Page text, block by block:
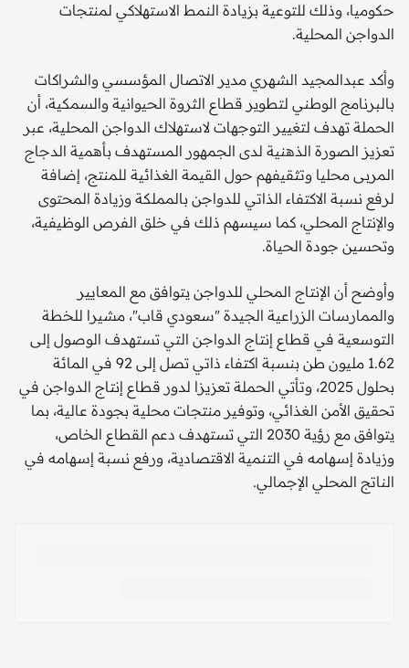
حكوميا، وذلك للتوعية بزيادة النمط الاستهلاكي لمنتجات
الدواجن المحلية.
وأكد عبدالمجيد الشهري مدير الاتصال المؤسسي والشراكات
بالبرنامج الوطني لتطوير قطاع الثروة الحيوانية والسمكية، أن
الحملة تهدف لتغيير التوجهات لاستهلاك الدواجن المحلية، عبر
تعزيز الصورة الذهنية لدى الجمهور المستهدف بأهمية الدجاج
المربى محليا وتثقيفهم حول القيمة الغذائية للمنتج، إضافة
لرفع نسبة الاكتفاء الذاتي للدواجن بالمملكة وزيادة المحتوى
والإنتاج المحلي، كما سيسهم ذلك في خلق الفرص الوظيفية،
وتحسين جودة الحياة.
وأوضح أن الإنتاج المحلي للدواجن يتوافق مع المعايير
والممارسات الزراعية الجيدة "سعودي قاب"، مشيرا للخطة
التوسعية في قطاع إنتاج الدواجن التي تستهدف الوصول إلى
1.62 مليون طن بنسبة اكتفاء ذاتي تصل إلى 92 في المائة
بحلول 2025، وتأتي الحملة تعزيزا لدور قطاع إنتاج الدواجن في
تحقيق الأمن الغذائي، وتوفير منتجات محلية بجودة عالية، بما
يتوافق مع رؤية 2030 التي تستهدف دعم القطاع الخاص،
وزيادة إسهامه في التنمية الاقتصادية، ورفع نسبة إسهامه في
الناتج المحلي الإجمالي.